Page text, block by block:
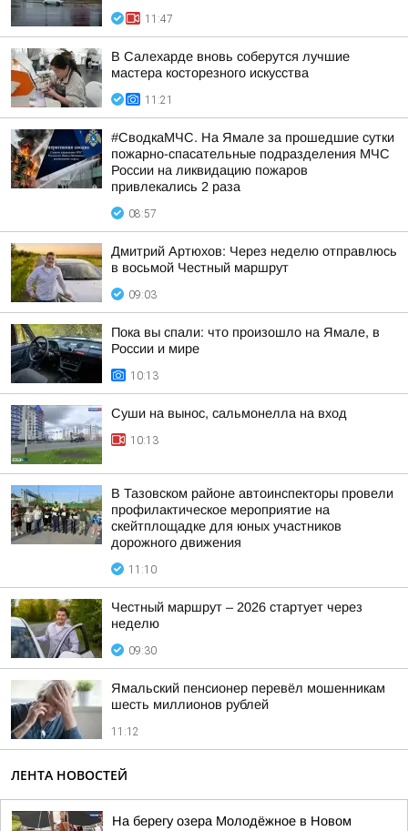
11:47
В Салехарде вновь соберутся лучшие
мастера косторезного искусства
11:21
#СводкаМЧС. На Ямале за прошедшие сутки
пожарно-спасательные подразделения МЧС
России на ликвидацию пожаров
привлекались 2 раза
08:57
Дмитрий Артюхов: Через неделю отправлюсь
в восьмой Честный маршрут
09:03
Пока вы спали: что произошло на Ямале, в
России и мире
10:13
Суши на вынос, сальмонелла на вход
10:13
В Тазовском районе автоинспекторы провели
профилактическое мероприятие на
скейтплощадке для юных участников
дорожного движения
11:10
Честный маршрут – 2026 стартует через
неделю
09:30
Ямальский пенсионер перевёл мошенникам
шесть миллионов рублей
11:12
ЛЕНТА НОВОСТЕЙ
На берегу озера Молодёжное в Новом